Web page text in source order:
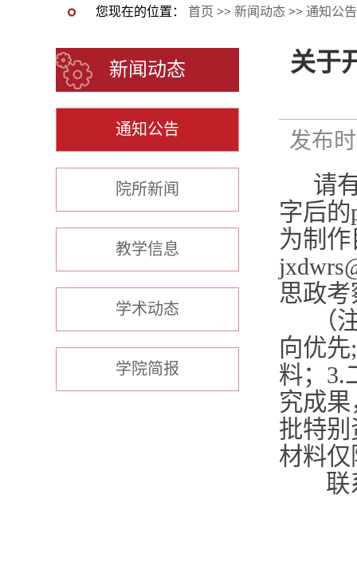
您现在的位置： 首页 >> 新闻动态 >> 通知公告
新闻动态
通知公告
院所新闻
教学信息
学术动态
学院简报
关于
发布
请
字后的
为制
jxdwrs
思政
（
向优先
料； 3.
究成
批特
材料
联